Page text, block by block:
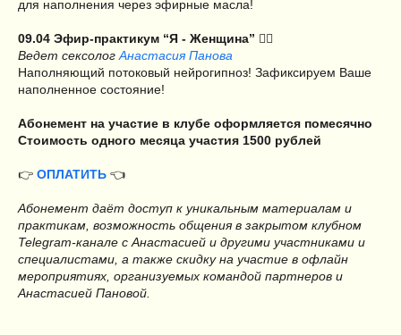
для наполнения через эфирные масла!
09.04 Эфир-практикум “Я - Женщина” 🧚‍♀️
Ведет сексолог Анастасия Панова
Наполняющий потоковый нейрогипноз! Зафиксируем Ваше
наполненное состояние!
Абонемент на участие в клубе оформляется помесячно
Стоимость одного месяца участия 1500 рублей
👉 ОПЛАТИТЬ 👈
Абонемент даёт доступ к уникальным материалам и
практикам, возможность общения в закрытом клубном
Telegram-канале с Анастасией и другими участниками и
специалистами, а также скидку на участие в офлайн
мероприятиях, организуемых командой партнеров и
Анастасией Пановой.